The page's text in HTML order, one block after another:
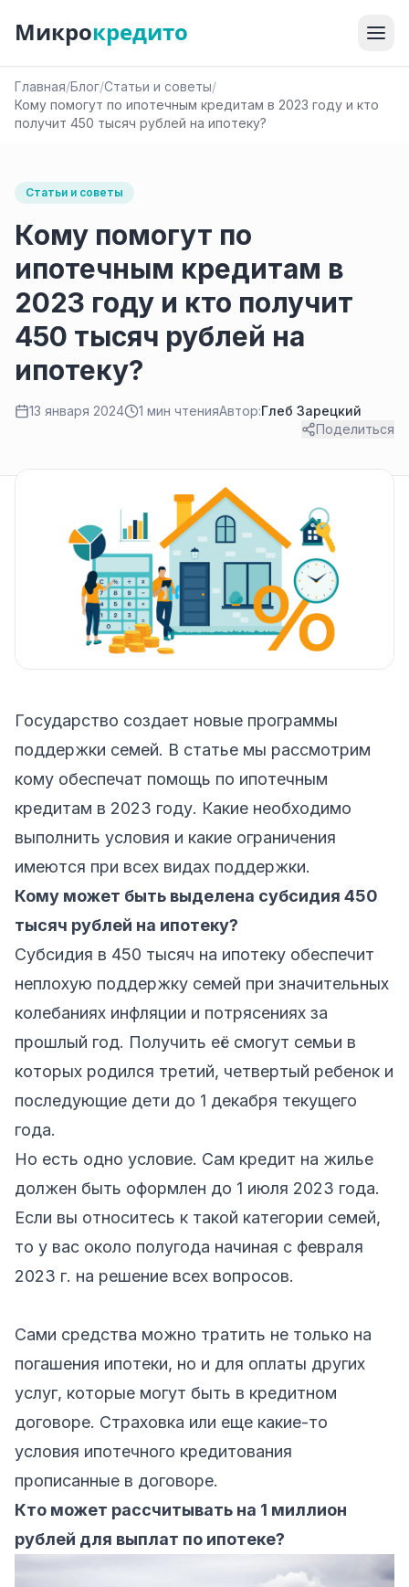
Микрокредито
Главная/Блог/Статьи и советы/
Кому помогут по ипотечным кредитам в 2023 году и кто
получит 450 тысяч рублей на ипотеку?
Статьи и советы
Кому помогут по
ипотечным кредитам в
2023 году и кто получит
450 тысяч рублей на
ипотеку?
13 января 2024 1 мин чтенияАвтор:Глеб Зарецкий
Поделиться
Государство создает новые программы
поддержки семей. В статье мы рассмотрим
кому обеспечат помощь по ипотечным
кредитам в 2023 году. Какие необходимо
выполнить условия и какие ограничения
имеются при всех видах поддержки.
Кому может быть выделена субсидия 450
тысяч рублей на ипотеку?
Субсидия в 450 тысяч на ипотеку обеспечит
неплохую поддержку семей при значительных
колебаниях инфляции и потрясениях за
прошлый год. Получить её смогут семьи в
которых родился третий, четвертый ребенок и
последующие дети до 1 декабря текущего
года.
Но есть одно условие. Сам кредит на жилье
должен быть оформлен до 1 июля 2023 года.
Если вы относитесь к такой категории семей,
то у вас около полугода начиная с февраля
2023 г. на решение всех вопросов.
Сами средства можно тратить не только на
погашения ипотеки, но и для оплаты других
услуг, которые могут быть в кредитном
договоре. Страховка или еще какие-то
условия ипотечного кредитования
прописанные в договоре.
Кто может рассчитывать на 1 миллион
рублей для выплат по ипотеке?